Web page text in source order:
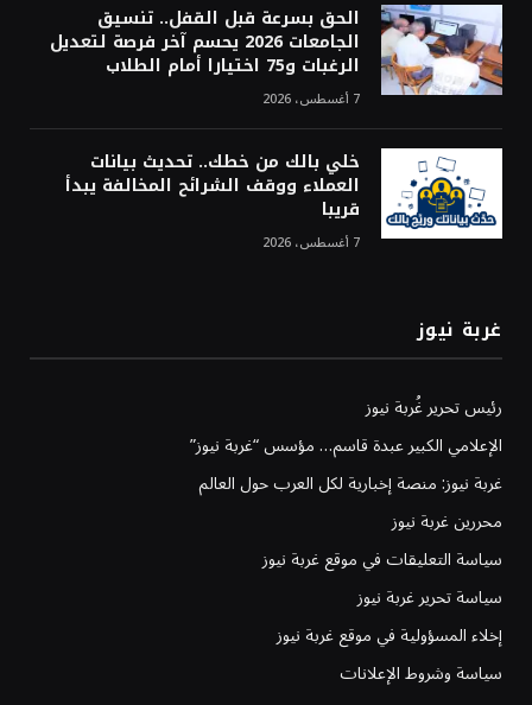
الحق بسرعة قبل القفل.. تنسيق
الجامعات 2026 يحسم آخر فرصة لتعديل
الرغبات و75 اختيارا أمام الطلاب
7 أغسطس، 2026
خلي بالك من خطك.. تحديث بيانات
العملاء ووقف الشرائح المخالفة يبدأ
قريبا
7 أغسطس، 2026
غربة نيوز
رئيس تحرير غُربة نيوز
الإعلامي الكبير عبدة قاسم… مؤسس “غربة نيوز”
غربة نيوز: منصة إخبارية لكل العرب حول العالم
محررين غربة نيوز
سياسة التعليقات في موقع غربة نيوز
سياسة تحرير غربة نيوز
إخلاء المسؤولية في موقع غربة نيوز
سياسة وشروط الإعلانات